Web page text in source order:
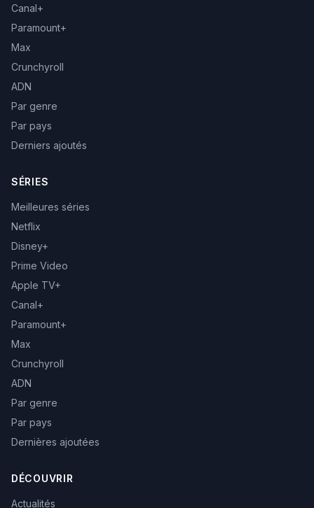
Canal+
Paramount+
Max
Crunchyroll
ADN
Par genre
Par pays
Derniers ajoutés
SÉRIES
Meilleures séries
Netflix
Disney+
Prime Video
Apple TV+
Canal+
Paramount+
Max
Crunchyroll
ADN
Par genre
Par pays
Dernières ajoutées
DÉCOUVRIR
Actualités